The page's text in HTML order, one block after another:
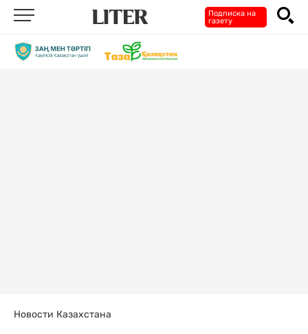
Подписка на
газету
Новости Казахстана